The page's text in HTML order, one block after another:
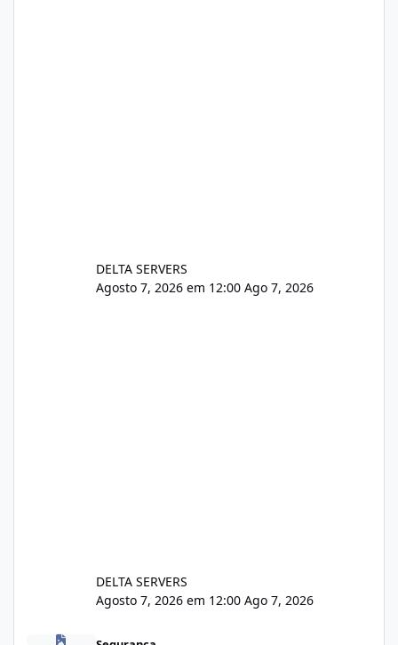
DELTA SERVERS
Agosto 7, 2026 em 12:00 Ago 7, 2026
DELTA SERVERS
Agosto 7, 2026 em 12:00 Ago 7, 2026
Problema de segurança no csf